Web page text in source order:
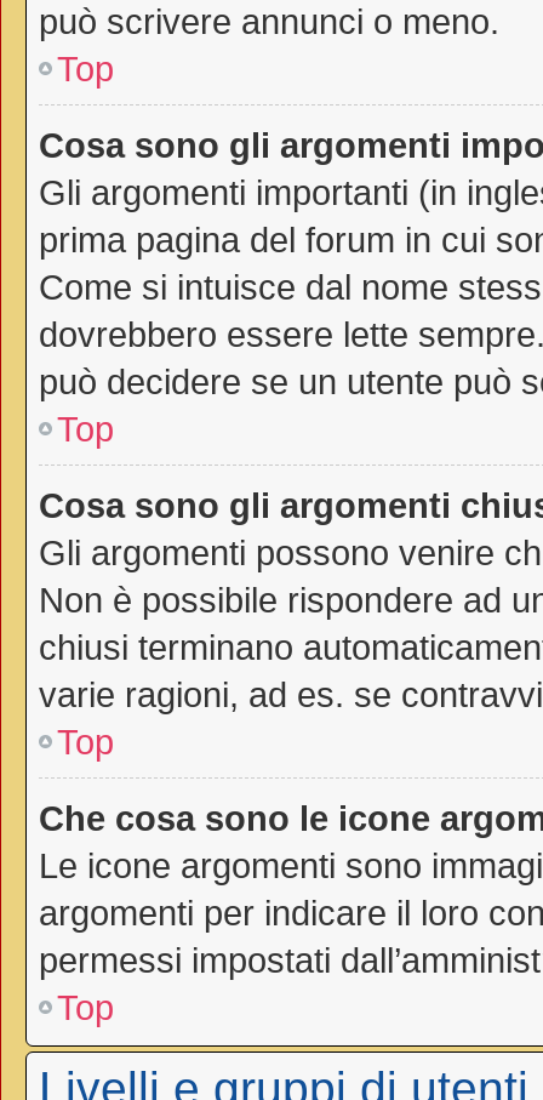
può scrivere annunci o meno.
Top
Cosa sono gli argomenti
Gli argomenti importanti (in
prima pagina del forum in cui
Come si intuisce dal nome
dovrebbero essere lette
può decidere se un utente può
Top
Cosa sono gli argomenti
Gli argomenti possono venire
Non è possibile rispondere ad
chiusi terminano
varie ragioni, ad es. se
Top
Che cosa sono le icone
Le icone argomenti sono
argomenti per indicare il loro
permessi impostati
Top
Livelli e gruppi di utenti